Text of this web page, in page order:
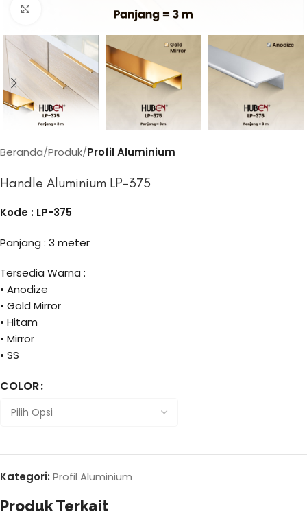
Click to enlarge
Beranda Produk Profil Aluminium
Handle Aluminium LP-375
Kode : LP-375
Panjang : 3 meter
Tersedia Warna :
• Anodize
• Gold Mirror
• Hitam
• Mirror
• SS
COLOR
Kategori: Profil Aluminium
Produk Terkait